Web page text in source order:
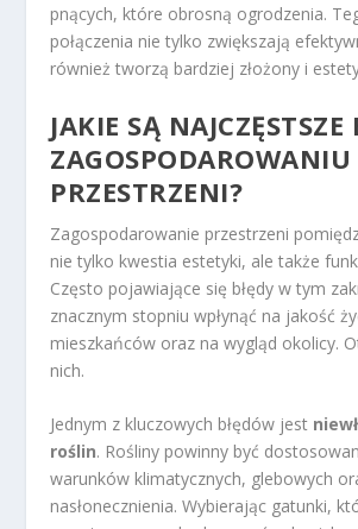
pnących, które obrosną ogrodzenia.
połączenia nie tylko zwiększają
również tworzą bardziej złożony i
JAKIE SĄ
ZAGOSPODAROWANIU
PRZESTRZENI?
Zagospodarowanie przestrzeni
nie tylko kwestia estetyki, ale także
Często pojawiające się błędy w tym
znacznym stopniu wpłynąć na jakość
mieszkańców oraz na wygląd okolicy.
nich.
Jednym z kluczowych błędów jest
roślin. Rośliny powinny być
warunków klimatycznych, glebowych
nasłonecznienia. Wybierając gatunki,